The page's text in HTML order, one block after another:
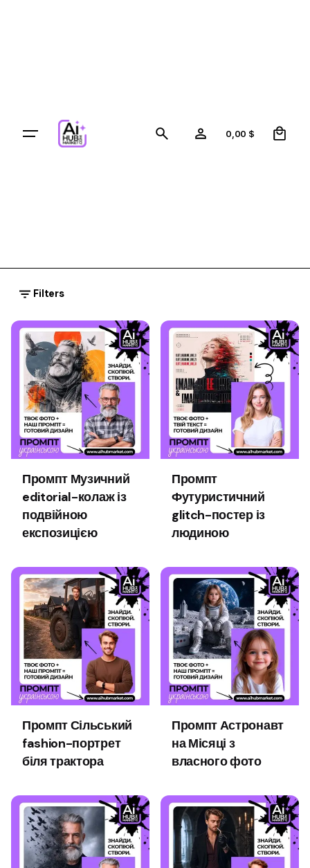
0,00 $
Filters
Промпт Музичний
editorial-колаж із
подвійною
експозицією
Промпт
Футуристичний
glitch-постер із
людиною
Промпт Сільський
fashion-портрет
біля трактора
Промпт Астронавт
на Місяці з
власного фото